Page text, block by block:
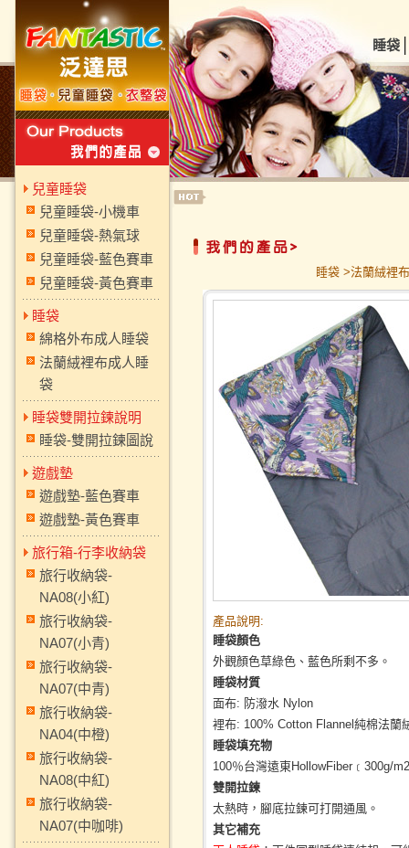
兒童睡袋
兒童睡袋-小機車
兒童睡袋-熱氣球
兒童睡袋-藍色賽車
兒童睡袋-黃色賽車
睡袋
綿格外布成人睡袋
法蘭絨裡布成人睡
袋
睡袋雙開拉鍊說明
睡袋-雙開拉鍊圖說
遊戲墊
遊戲墊-藍色賽車
遊戲墊-黃色賽車
旅行箱-行李收納袋
旅行收納袋-
NA08(小紅)
旅行收納袋-
NA07(小青)
旅行收納袋-
NA07(中青)
旅行收納袋-
NA04(中橙)
旅行收納袋-
NA08(中紅)
旅行收納袋-
NA07(中咖啡)
睡袋
睡袋 >法蘭絨裡
產品說明:
睡袋顏色
外觀顏色草綠色、藍色所剩不多。
睡袋材質
面布: 防潑水 Nylon
裡布: 100% Cotton Flannel純棉法蘭
睡袋填充物
100％台灣遠東HollowFiber﹝300g/
雙開拉鍊
太熱時，腳底拉鍊可打開通風。
其它補充